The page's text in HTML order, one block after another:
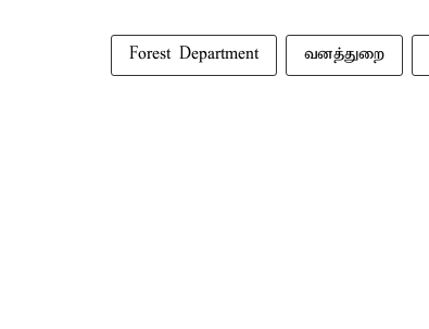
Forest Department வனத்துறை